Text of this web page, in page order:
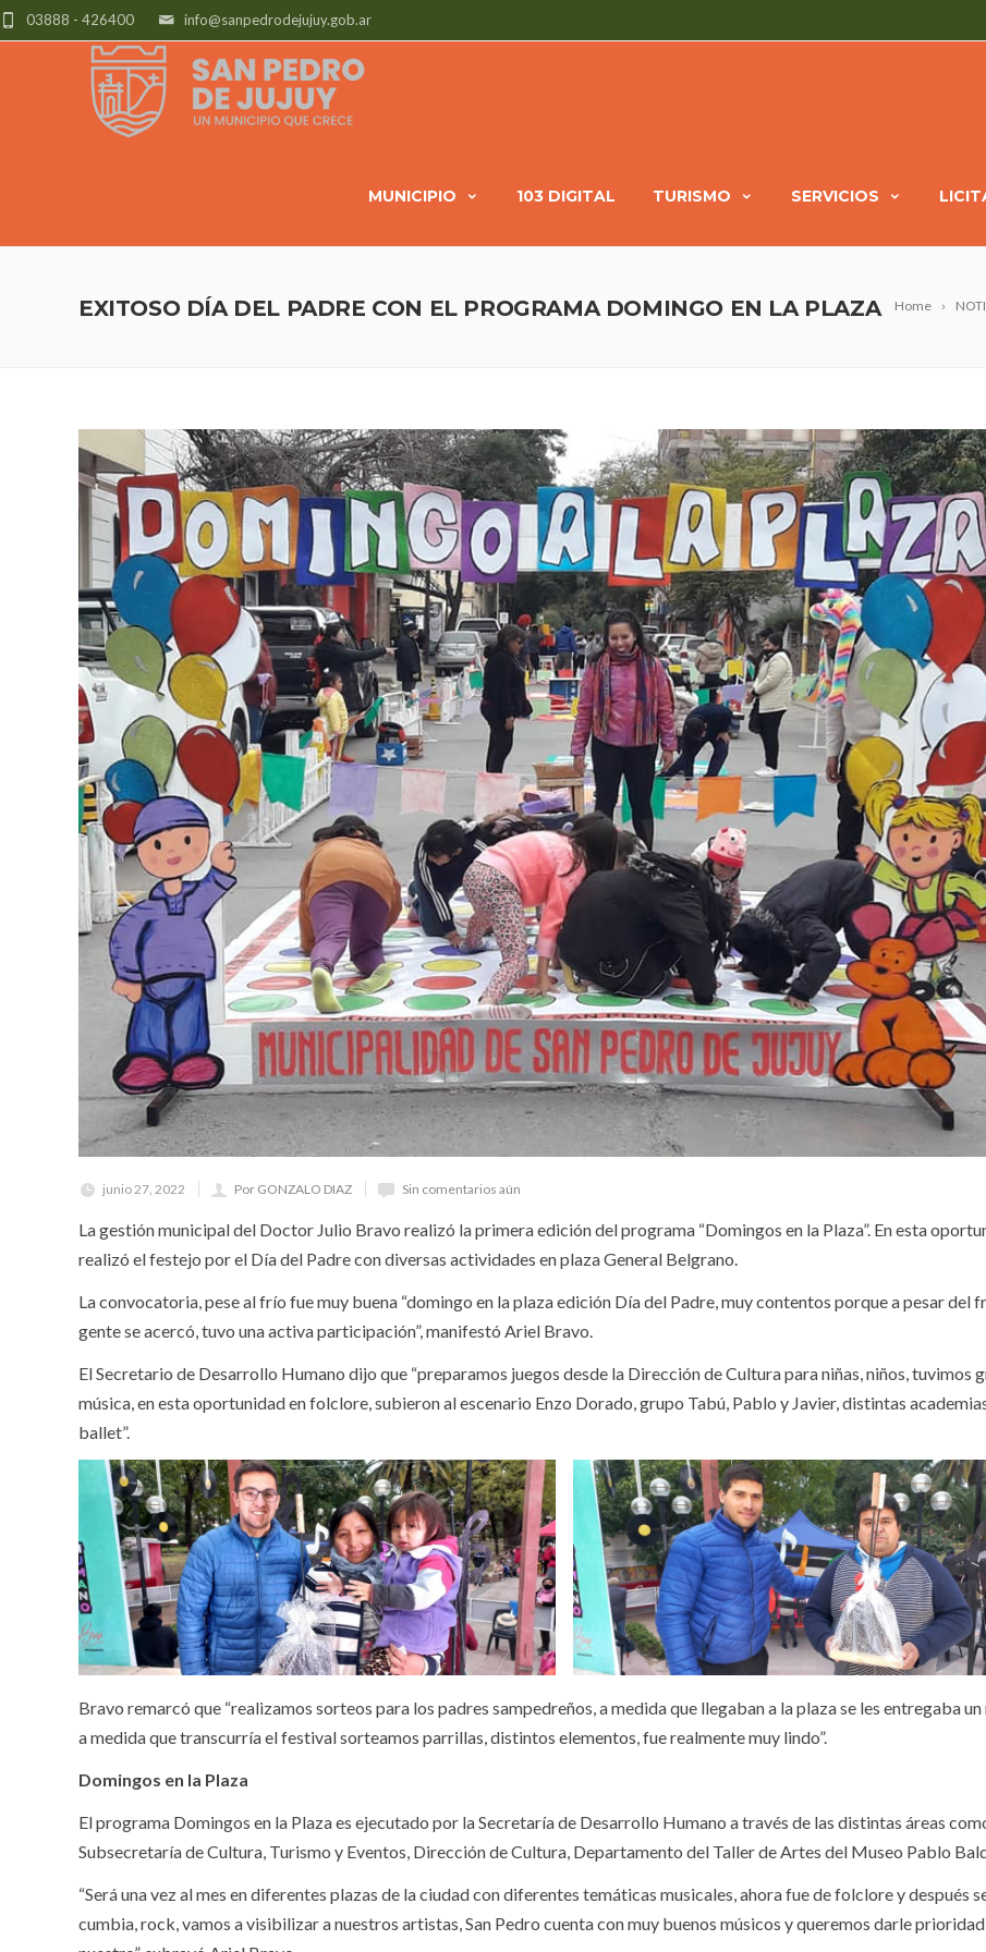
info@sanpedrodejujuy.gob.ar
03888 - 426400
MUNICIPIO 103 DIGITAL TURISMO SERVICIOS
Home
EXITOSO DÍA DEL PADRE CON EL PROGRAMA DOMINGO EN LA PLAZA
junio 27, 2022 Por GONZALO DIAZ Sin comentarios aún
La gestión municipal del Doctor Julio Bravo realizó la primera edición del programa “Domingos en la Plaza”. En esta
realizó el festejo por el Día del Padre con diversas actividades en plaza General Belgrano.
La convocatoria, pese al frío fue muy buena “domingo en la plaza edición Día del Padre, muy contentos porque a pesar del
gente se acercó, tuvo una activa participación”, manifestó Ariel Bravo.
El Secretario de Desarrollo Humano dijo que “preparamos juegos desde la Dirección de Cultura para niñas, niños, tuvimos
música, en esta oportunidad en folclore, subieron al escenario Enzo Dorado, grupo Tabú, Pablo y Javier, distintas
ballet”.
Bravo remarcó que “realizamos sorteos para los padres sampedreños, a medida que llegaban a la plaza se les entregaba un
a medida que transcurría el festival sorteamos parrillas, distintos elementos, fue realmente muy lindo”.
Domingos en la Plaza
El programa Domingos en la Plaza es ejecutado por la Secretaría de Desarrollo Humano a través de las distintas áreas
Subsecretaría de Cultura, Turismo y Eventos, Dirección de Cultura, Departamento del Taller de Artes del Museo Pablo
“Será una vez al mes en diferentes plazas de la ciudad con diferentes temáticas musicales, ahora fue de folclore y después
cumbia, rock, vamos a visibilizar a nuestros artistas, San Pedro cuenta con muy buenos músicos y queremos darle